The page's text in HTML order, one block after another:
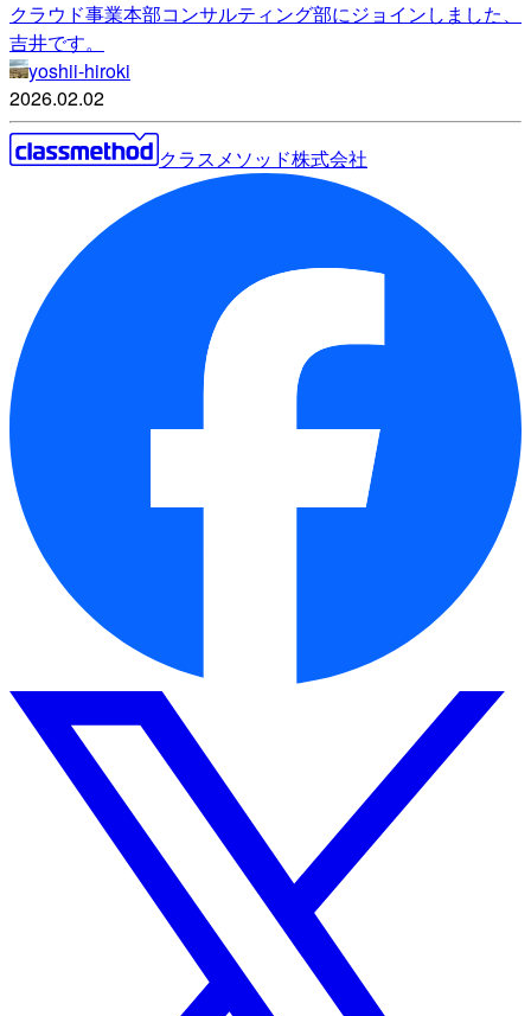
クラウド事業本部コンサルティング部にジョインしました、
吉井です。
yoshii-hiroki
2026.02.02
クラスメソッド株式会社